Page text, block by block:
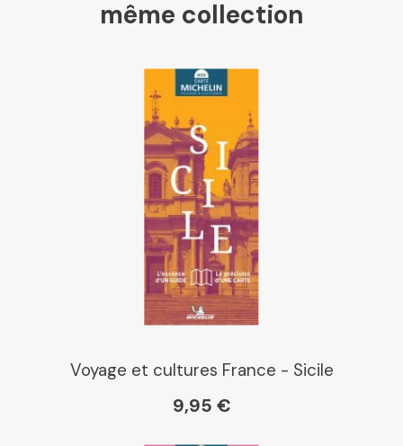
Chapitre
Dialogue
Librairie La Procure
même collection
Voyage et cultures France - Sicile
9,95 €